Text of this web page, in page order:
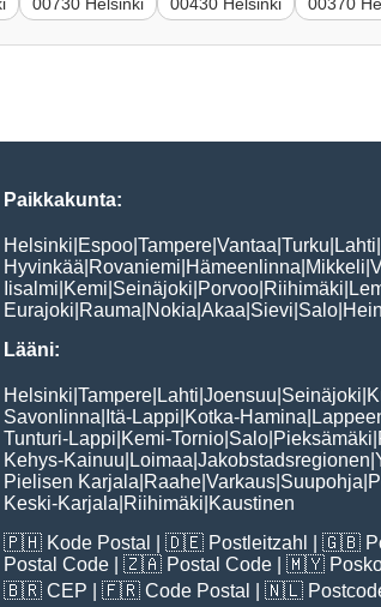
Paikkakunta:
Helsinki Espoo Tampere Vantaa Turku Lahti
Hyvinkää Rovaniemi Hämeenlinna Mikkeli
Iisalmi Kemi Seinäjoki Porvoo Riihimäki
Eurajoki Rauma Nokia Akaa Sievi Salo
Lääni:
Helsinki Tampere Lahti Joensuu Seinäjoki
Savonlinna Itä-Lappi Kotka-Hamina
Tunturi-Lappi Kemi-Tornio Salo Pieksämäki
Kehys-Kainuu Loimaa Jakobstadsregionen
Pielisen Karjala Raahe Varkaus Suupohja
Keski-Karjala Riihimäki Kaustinen
🇵🇭 Kode Postal | 🇩🇪 Postleitzahl | 🇬🇧
Postal Code | 🇿🇦 Postal Code | 🇲🇾
🇧🇷 CEP | 🇫🇷 Code Postal | 🇳🇱